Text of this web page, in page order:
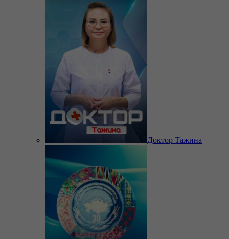
Доктор Тажина